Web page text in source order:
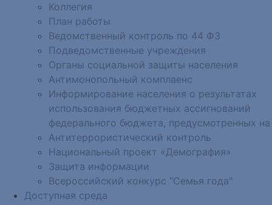
Коллегия
План работы
Ведомственный контроль по 44 ФЗ
Подведомственные учреждения
Органы социальной защиты населения
Антимонопольный комплаенс
Информирование населения о результатах
использования бюджетных ассигнований
федерального бюджета, предусмотренных на
Антитеррористический контроль
Национальный проект «Демография»
Защита информации
Всероссийский конкурс "Семья года"
Доступная среда